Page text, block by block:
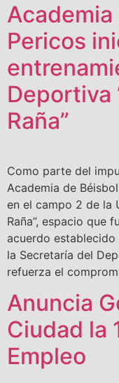
Pericos
Deportiva
Raña”
Como parte del
Academia de
en el campo 2 de la
Raña”, espacio que
acuerdo
la Secretaría del
refuerza el
Anuncia
Ciudad la
Empleo